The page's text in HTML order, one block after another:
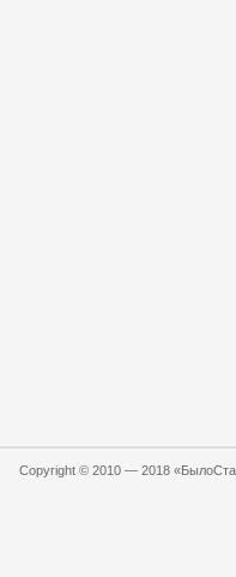
Copyright © 2010 — 2018